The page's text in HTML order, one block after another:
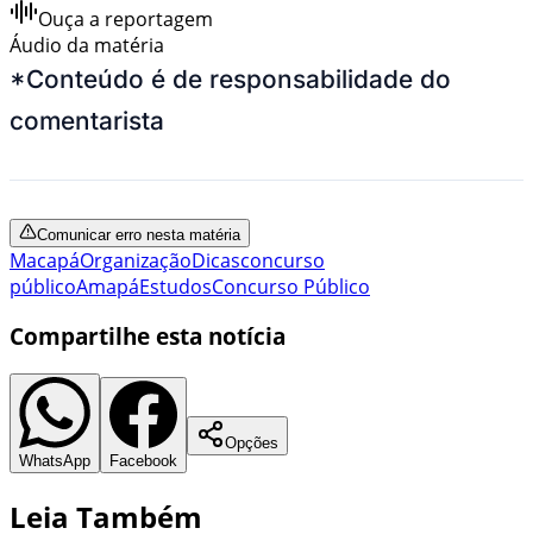
Ouça a reportagem
Áudio da matéria
*Conteúdo é de responsabilidade do
comentarista
Comunicar erro nesta matéria
MacapáOrganizaçãoDicasconcurso
públicoAmapáEstudosConcurso Público
Compartilhe esta notícia
WhatsApp Facebook
Opções
Leia Também